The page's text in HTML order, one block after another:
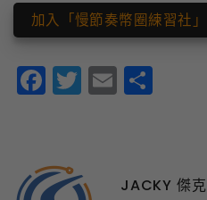
加入「慢節奏幣圈練習社」
Facebook
Twitter
Email
JACKY 傑克